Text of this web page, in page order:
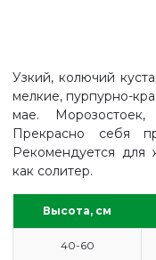
Узкий, колючий
мелкие, пурпурно-
мае.
Прекрасно себя
Рекомендуется для
как солитер.
Высота, см
40-60